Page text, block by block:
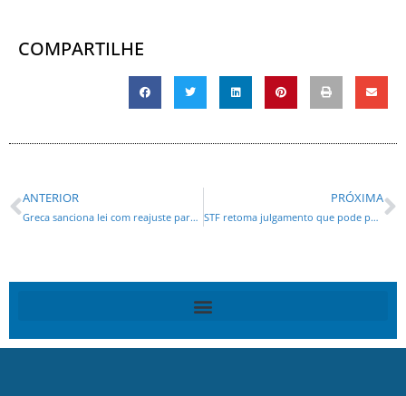
COMPARTILHE
ANTERIOR
Greca sanciona lei com reajuste para servidores da Prefeitura de Curitiba. Saiba quando será o pagamento
PRÓXIMA
STF retoma julgamento que pode punir redes por conteúdos de usuários